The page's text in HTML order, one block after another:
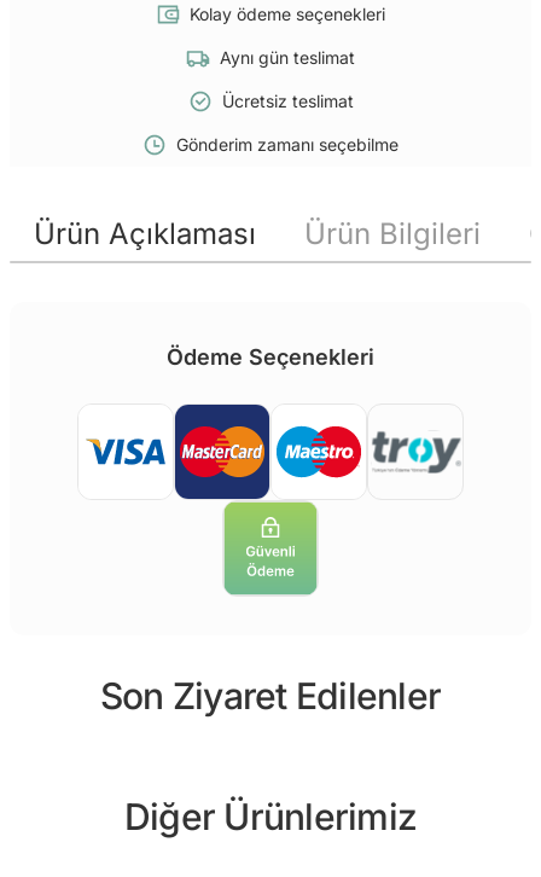
Kolay ödeme seçenekleri
Aynı gün teslimat
Ücretsiz teslimat
Gönderim zamanı seçebilme
Ürün Açıklaması Ürün Bilgileri
Ödeme Seçenekleri
Son Ziyaret Edilenler
Diğer Ürünlerimiz